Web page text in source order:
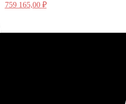
759 165,00 ₽